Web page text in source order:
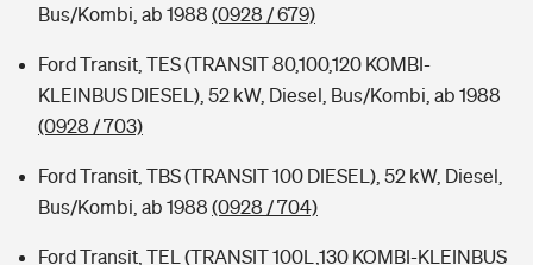
Bus/Kombi, ab 1988 (0928 / 679)
Ford Transit, TES (TRANSIT 80,100,120 KOMBI-
KLEINBUS DIESEL), 52 kW, Diesel, Bus/Kombi, ab 1988
(0928 / 703)
Ford Transit, TBS (TRANSIT 100 DIESEL), 52 kW, Diesel,
Bus/Kombi, ab 1988 (0928 / 704)
Ford Transit, TEL (TRANSIT 100L,130 KOMBI-KLEINBUS